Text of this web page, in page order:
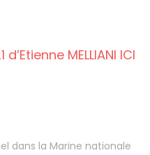
MELLIANI ICI
dans la Marine nationale